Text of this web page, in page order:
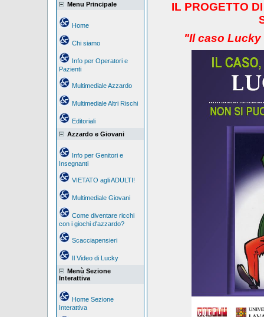
Menu Principale
Home
Chi siamo
Info per Operatori e
Pazienti
Multimediale Azzardo
Multimediale Altri Rischi
Editoriali
Azzardo e Giovani
Info per Genitori e
Insegnanti
VIETATO agli ADULTI!
Multimediale Giovani
Come diventare ricchi
con i giochi d'azzardo?
Scacciapensieri
Il Video di Lucky
Menù Sezione
Interattiva
Home Sezione
Interattiva
IL PROGETTO
"Il caso